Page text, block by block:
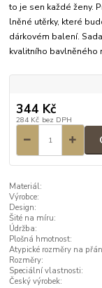
to je sen každé ženy.
lněné utěrky, které
dárkovém balení.
kvalitního bavlněného
344 Kč
284 Kč bez DPH
Materiál:
Výrobce:
Design:
Šité na míru:
Údržba:
Plošná hmotnost:
Atypické rozměry na
Rozměry:
Speciální vlastnosti:
Český výrobek: